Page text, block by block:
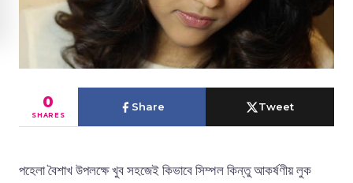
0
SHARES
Share Tweet
পহেলা বৈশাখ উপলক্ষে খুব সহজেই কিভাবে সিম্পল কিন্তু আকর্ষণীয় লুক